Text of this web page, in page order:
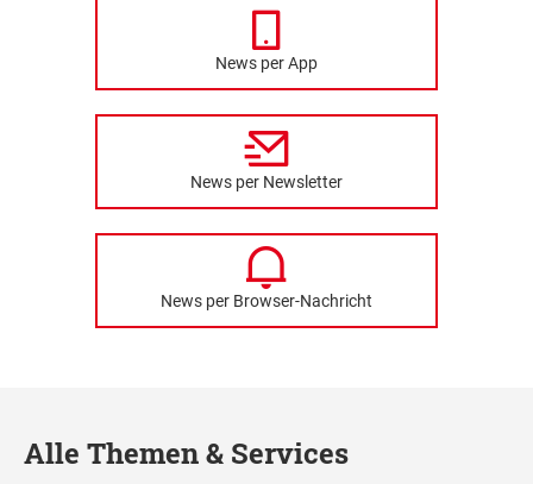
News per App
News per Newsletter
News per Browser-Nachricht
Alle Themen & Services